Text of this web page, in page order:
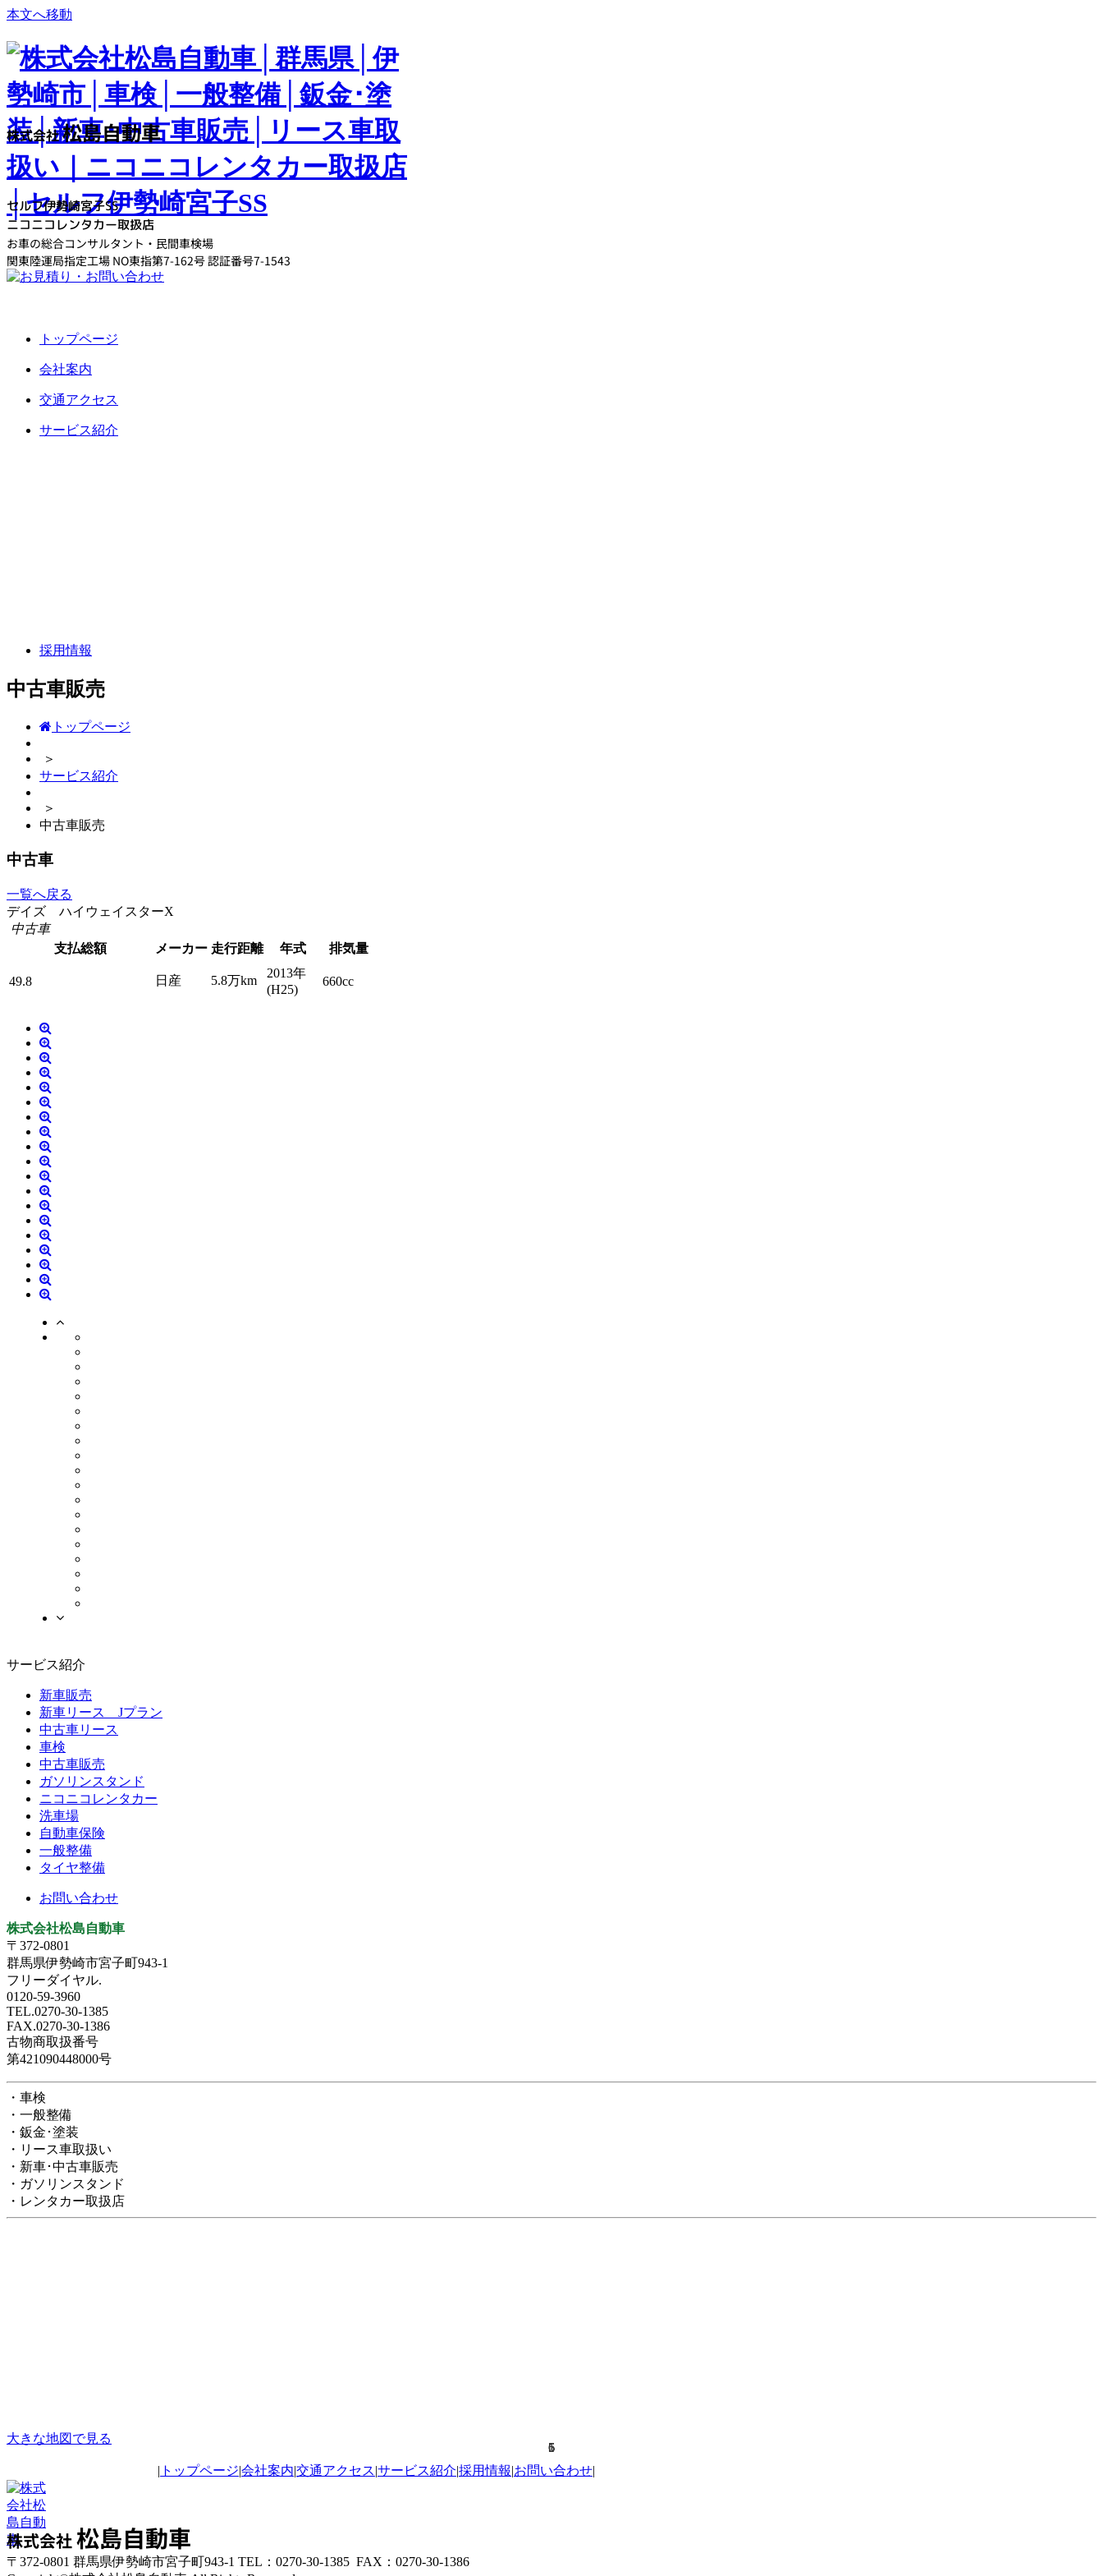
本文へ移動
株式会社松島自動車
セルフ伊勢崎宮子SS
ニコニコレンタカー取扱店
お車の総合コンサルタント・民間車検場
関東陸運局指定工場 NO東指第7-162号 認証番号7-1543
トップページ
会社案内
交通アクセス
サービス紹介
採用情報
中古車販売
トップページ
＞
サービス紹介
＞
中古車販売
中古車
一覧へ戻る
デイズ ハイウェイスターX
中古車
支払総額
メーカー 走行距離 年式 排気量
49.8 日産 5.8万km
2013年
(H25)
660cc
サービス紹介
新車販売
新車リース Jプラン
中古車リース
車検
中古車販売
ガソリンスタンド
ニコニコレンタカー
洗車場
自動車保険
一般整備
タイヤ整備
お問い合わせ
株式会社松島自動車
〒372-0801
群馬県伊勢崎市宮子町943-1
フリーダイヤル.
0120-59-3960
TEL.0270-30-1385
FAX.0270-30-1386
古物商取扱番号
第421090448000号
・車検
・一般整備
・鈑金･塗装
・リース車取扱い
・新車･中古車販売
・ガソリンスタンド
・レンタカー取扱店
大きな地図で見る
1
5
6
5
6
5
| トップページ|会社案内|交通アクセス|サービス紹介|採用情報|お問い合わせ|
株式会社松島自動車
〒372-0801 群馬県伊勢崎市宮子町943-1 TEL：0270-30-1385 FAX：0270-30-1386